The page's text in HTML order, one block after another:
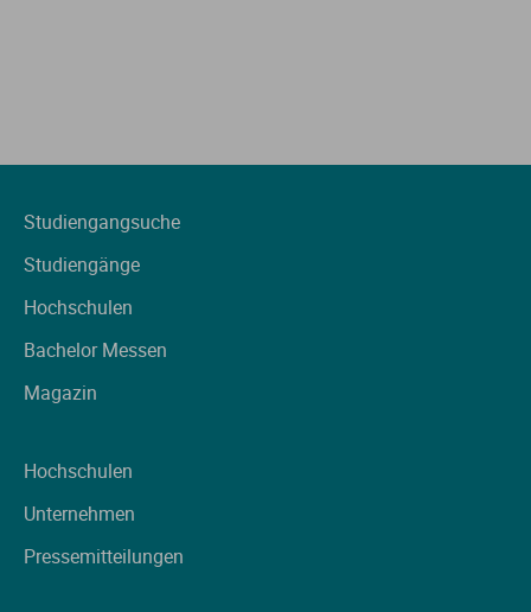
Studiengangsuche
Studiengänge
Hochschulen
Bachelor Messen
Magazin
Hochschulen
Unternehmen
Pressemitteilungen